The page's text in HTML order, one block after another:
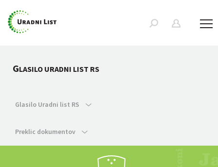
GLASILO URADNI LIST RS
Glasilo Uradni list RS
Preklic dokumentov